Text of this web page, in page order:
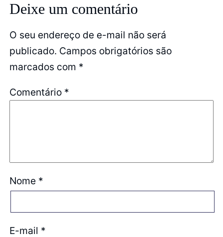
Deixe um comentário
O seu endereço de e-mail não será
publicado. Campos obrigatórios são
marcados com *
Comentário *
Nome *
E-mail *